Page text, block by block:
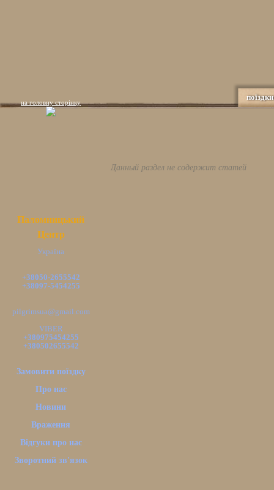
поїздки
на головну сторінку
Паломницький
Центр
Україна
+38050-2655542
+38097-5454255
pilgrimsua@gmail.com
VIBER
+380975454255
+380502655542
Замовити поїздку
Про нас
Новини
Враження
Відгуки про нас
Зворотний зв'язок
Данный раздел не содержит статей